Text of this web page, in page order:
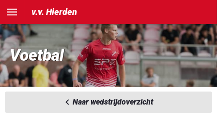
v.v. Hierden
Voetbal
Naar wedstrijdoverzicht